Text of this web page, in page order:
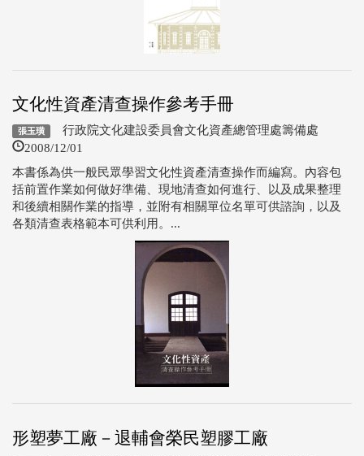
文化性資產清查操作參考手冊
張玉璜 行政院文化建設委員會文化資產總管理處籌備處
2008/12/01
本書係為供一般民眾學習文化性資產清查操作而編寫。內容包
括前置作業如何做好準備、現地清查如何進行、以及成果整理
和後續相關作業的指導，並附有相關單位名單可供諮詢，以及
各類清查表格範本可供利用。...
形塑夢工廠－退輔會榮民塑膠工廠